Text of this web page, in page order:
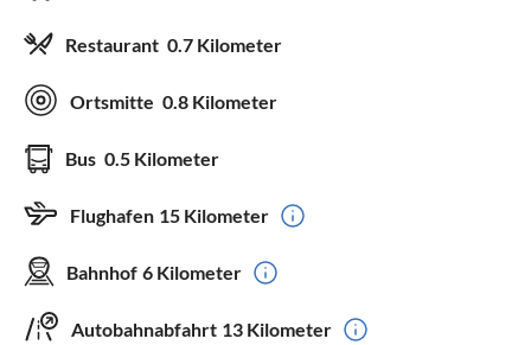
Restaurant 0.7 Kilometer
Ortsmitte 0.8 Kilometer
Bus 0.5 Kilometer
Flughafen 15 Kilometer
Bahnhof 6 Kilometer
Autobahnabfahrt 13 Kilometer